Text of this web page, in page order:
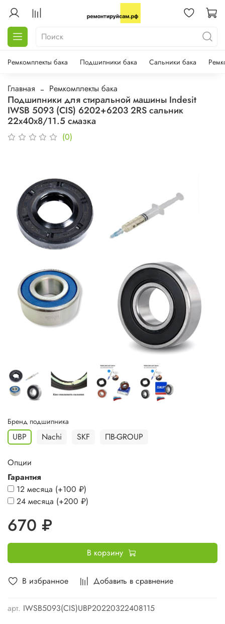
Ремкомплекты бака Подшипники бака Сальники бака
Главная Ремкомплекты бака
Подшипники для стиральной машины Indesit
IWSB 5093 (CIS) 6202+6203 2RS сальник
22х40х8/11.5 смазка
(0)
В избранное Добавить в сравнение
арт. IWSB5093(CIS)UBP20220322408115
Бренд подшипника
UBP Nachi SKF ПВ-GROUP
Опции
Гарантия
12 месяца (+100 ₽)
24 месяца (+200 ₽)
670 ₽
В корзину